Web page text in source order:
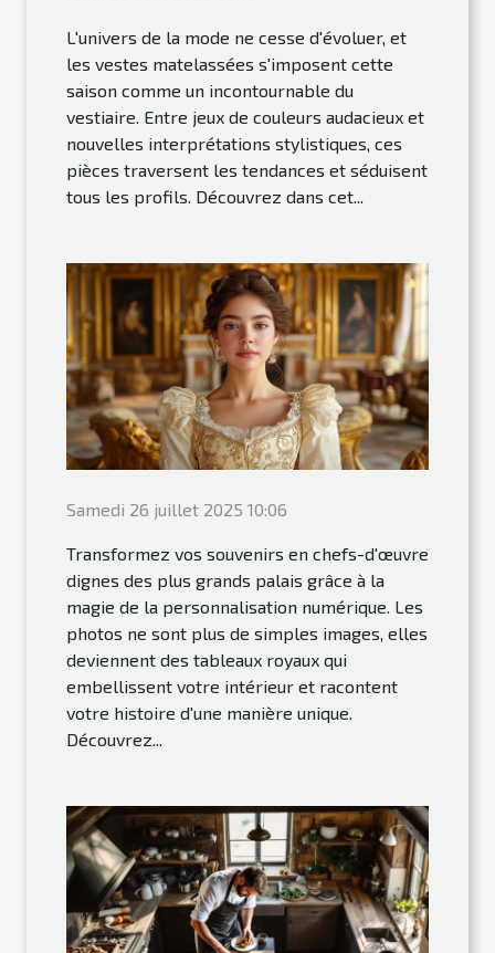
L'univers de la mode ne cesse d'évoluer, et
les vestes matelassées s'imposent cette
saison comme un incontournable du
vestiaire. Entre jeux de couleurs audacieux et
nouvelles interprétations stylistiques, ces
pièces traversent les tendances et séduisent
tous les profils. Découvrez dans cet...
Samedi 26 juillet 2025 10:06
Transformez vos souvenirs en chefs-d'œuvre
dignes des plus grands palais grâce à la
magie de la personnalisation numérique. Les
photos ne sont plus de simples images, elles
deviennent des tableaux royaux qui
embellissent votre intérieur et racontent
votre histoire d'une manière unique.
Découvrez...